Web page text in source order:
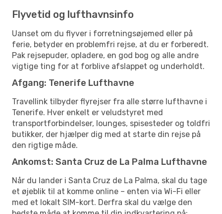
Flyvetid og lufthavnsinfo
Uanset om du flyver i forretningsøjemed eller på
ferie, betyder en problemfri rejse, at du er forberedt.
Pak rejsepuder, opladere, en god bog og alle andre
vigtige ting for at forblive afslappet og underholdt.
Afgang: Tenerife Lufthavne
Travellink tilbyder flyrejser fra alle større lufthavne i
Tenerife. Hver enkelt er veludstyret med
transportforbindelser, lounges, spisesteder og toldfri
butikker, der hjælper dig med at starte din rejse på
den rigtige måde.
Ankomst: Santa Cruz de La Palma Lufthavne
Når du lander i Santa Cruz de La Palma, skal du tage
et øjeblik til at komme online – enten via Wi-Fi eller
med et lokalt SIM-kort. Derfra skal du vælge den